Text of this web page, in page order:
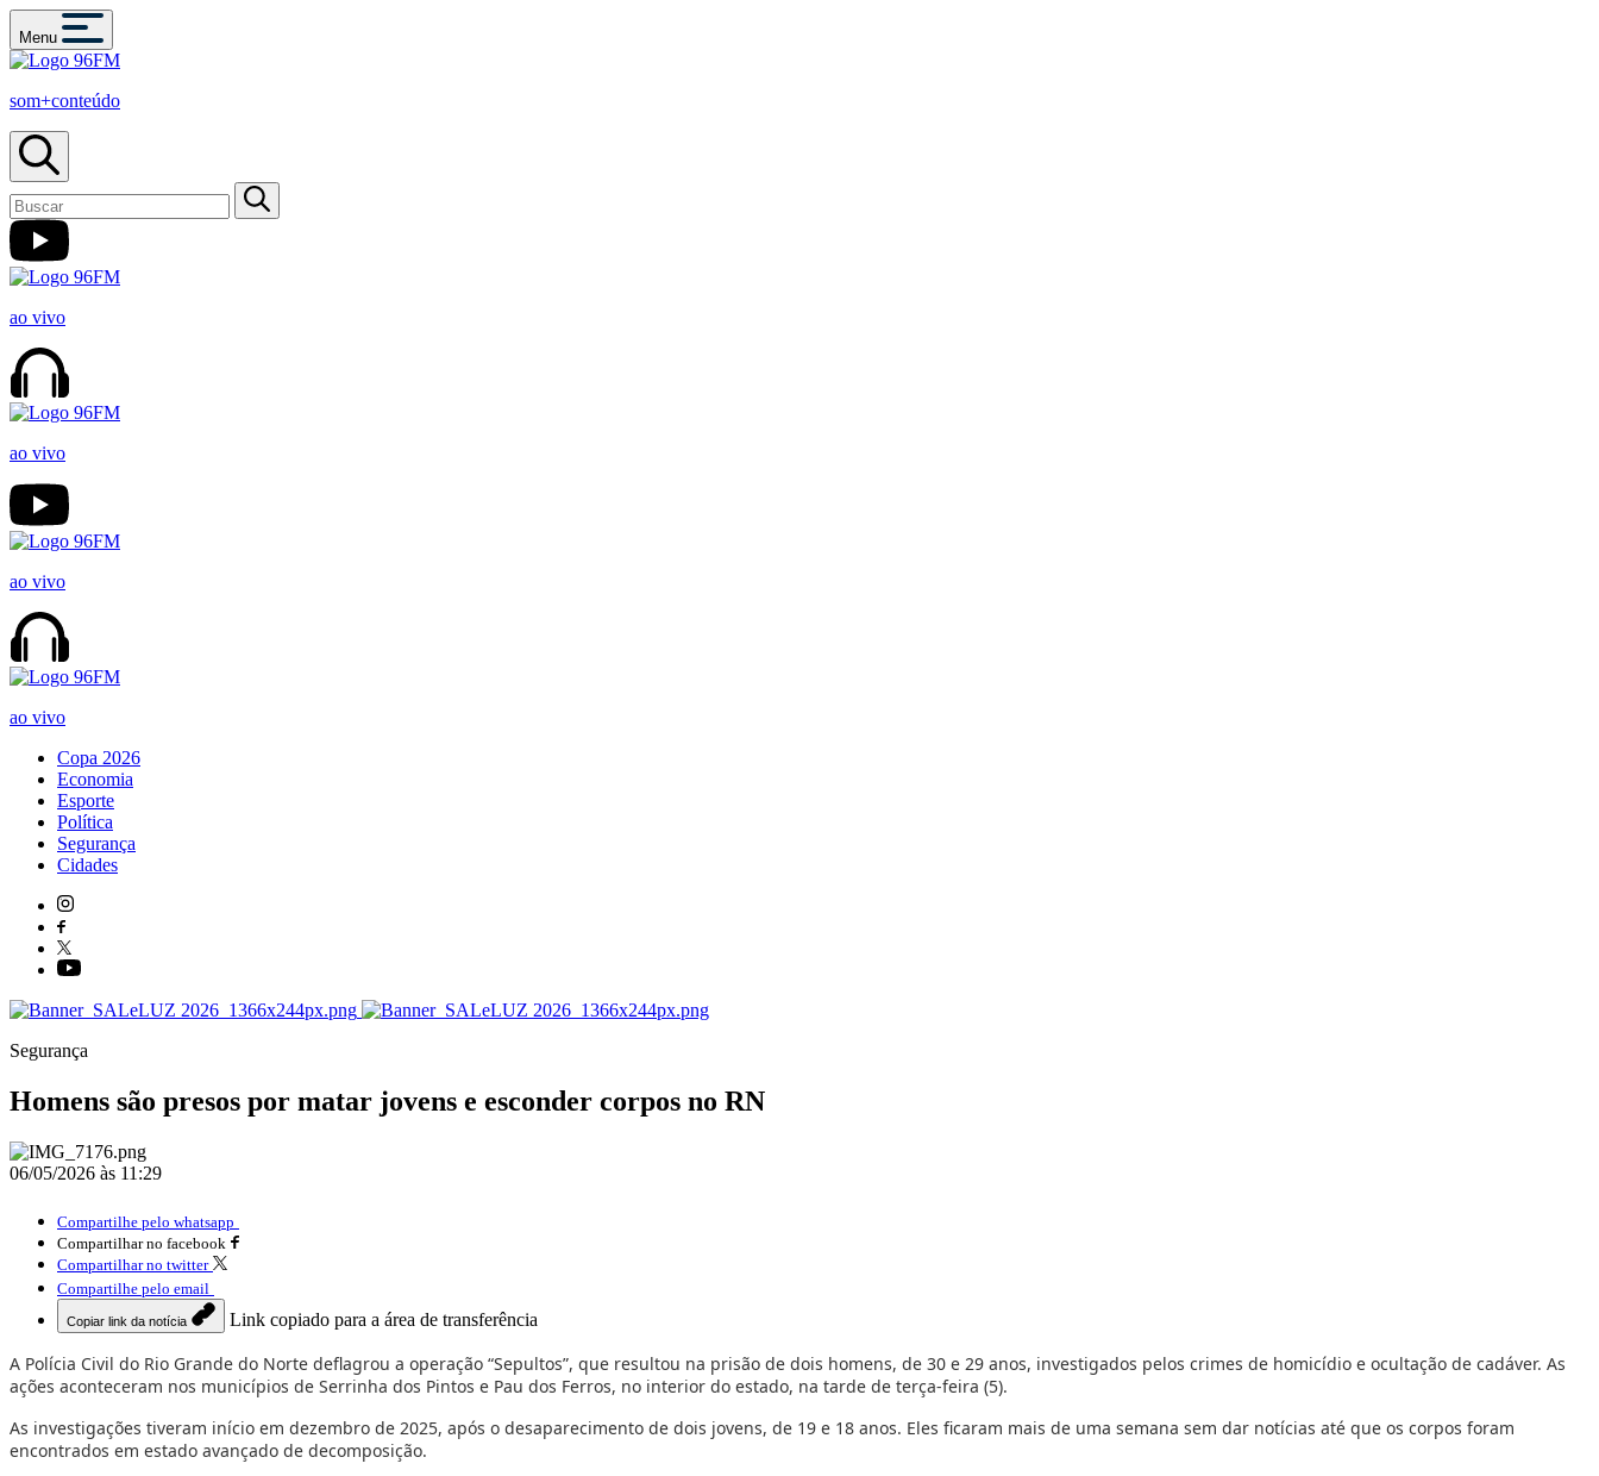
Menu
som+conteúdo
ao vivo
ao vivo
ao vivo
ao vivo
Copa 2026
Economia
Esporte
Política
Segurança
Cidades
Segurança
Homens são presos por matar jovens e esconder corpos no RN
06/05/2026 às 11:29
Compartilhe pelo whatsapp
Compartilhar no facebook
Compartilhar no twitter
Compartilhe pelo email
Copiar link da notícia Link copiado para a área de transferência
A Polícia Civil do Rio Grande do Norte deflagrou a operação “Sepultos”, que resultou na prisão de dois homens, de 30 e 29 anos, investigados pelos crimes de homicídio e ocultação de cadáver. As
ações aconteceram nos municípios de Serrinha dos Pintos e Pau dos Ferros, no interior do estado, na tarde de terça-feira (5).
As investigações tiveram início em dezembro de 2025, após o desaparecimento de dois jovens, de 19 e 18 anos. Eles ficaram mais de uma semana sem dar notícias até que os corpos foram
encontrados em estado avançado de decomposição.